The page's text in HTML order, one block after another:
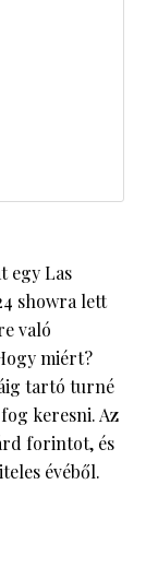
egy Las
showra lett
való
miért?
tartó turné
keresni. Az
forintot, és
évéből.